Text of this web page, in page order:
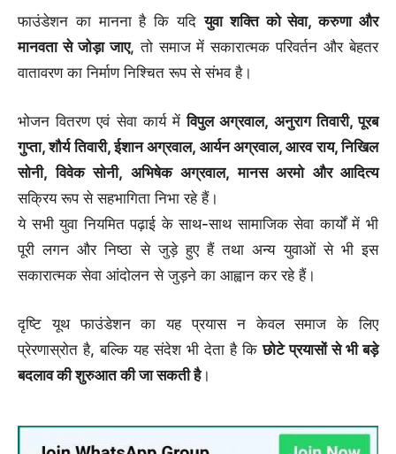
फाउंडेशन का मानना है कि यदियुवा शक्ति को सेवा, करुणा और
मानवता से जोड़ा जाए, तो समाज में सकारात्मक परिवर्तन और बेहतर
वातावरण का निर्माण निश्चित रूप से संभव है।
भोजन वितरण एवं सेवा कार्य मेंविपुल अग्रवाल, अनुराग तिवारी, पूरब
गुप्ता, शौर्य तिवारी, ईशान अग्रवाल, आर्यन अग्रवाल, आरव राय, निखिल
सोनी, विवेक सोनी, अभिषेक अग्रवाल, मानस अरमो और आदित्य
सक्रिय रूप से सहभागिता निभा रहे हैं।
ये सभी युवा नियमित पढ़ाई के साथ-साथ सामाजिक सेवा कार्यों में भी
पूरी लगन और निष्ठा से जुड़े हुए हैं तथा अन्य युवाओं से भी इस
सकारात्मक सेवा आंदोलन से जुड़ने का आह्वान कर रहे हैं।
दृष्टि यूथ फाउंडेशन का यह प्रयास न केवल समाज के लिए
प्रेरणास्रोत है, बल्कि यह संदेश भी देता है किछोटे प्रयासों से भी बड़े
बदलाव की शुरुआत की जा सकती है।